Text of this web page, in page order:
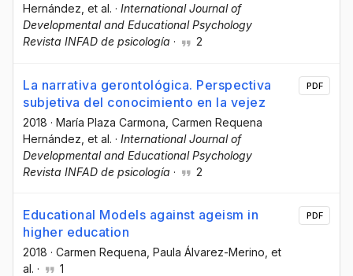
Hernández , et al. · International Journal of
Developmental and Educational Psychology
Revista INFAD de psicología · 2
La narrativa gerontológica. Perspectiva
subjetiva del conocimiento en la vejez
2018 · María Plaza Carmona , Carmen Requena
Hernández , et al. · International Journal of
Developmental and Educational Psychology
Revista INFAD de psicología · 2
PDF
Educational Models against ageism in
higher education
2018 · Carmen Requena , Paula Álvarez-Merino , et
al. · 1
PDF